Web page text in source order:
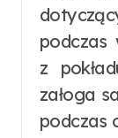
podczas
z
załoga
podczas